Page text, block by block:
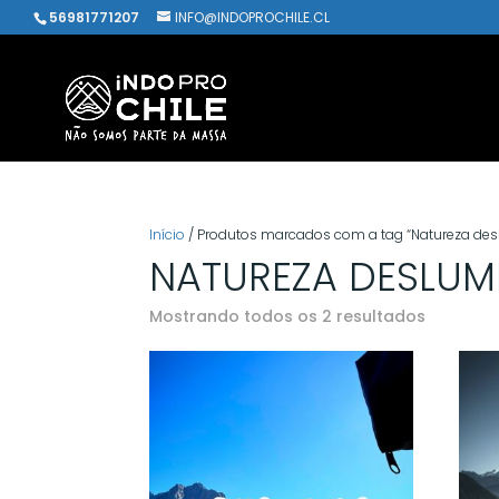
56981771207 INFO@INDOPROCHILE.CL
Início / Produtos marcados com a tag “Natureza
NATUREZA
Mostrando todos os 2 resultados